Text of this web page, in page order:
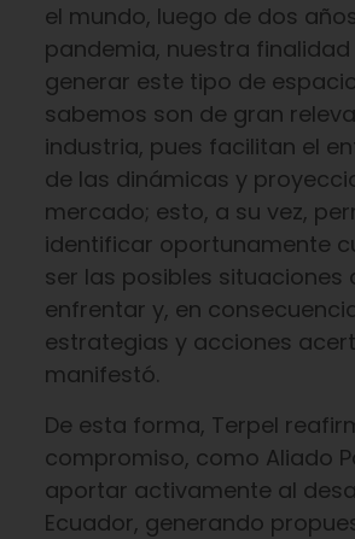
el mundo, luego de dos
pandemia, nuestra
generar este tipo de
sabemos son de gran
industria, pues facilitan el
de las dinámicas y
mercado; esto, a su vez,
identificar oportunamente
ser las posibles situaciones
enfrentar y, en
estrategias y acciones
manifestó.
De esta forma, Terpel
compromiso, como Aliado
aportar activamente al
Ecuador, generando